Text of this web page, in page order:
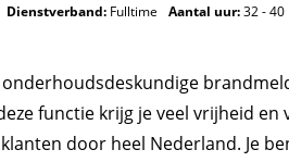
Dienstverband: Fulltime Aantal uur:32 - 40
functie krijg je veel vrijheid
door heel Nederland. Je